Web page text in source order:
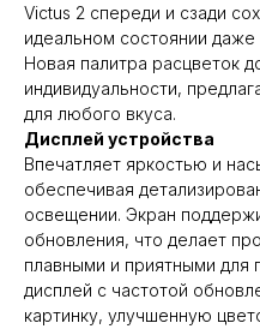
Victus 2 спереди и сзади
идеальном состоянии даже
Новая палитра расцветок
индивидуальности,
для любого вкуса.
Дисплей устройства
Впечатляет яркостью и
обеспечивая
освещении. Экран
обновления, что делает
плавными и приятными для
дисплей с частотой
картинку, улучшенную